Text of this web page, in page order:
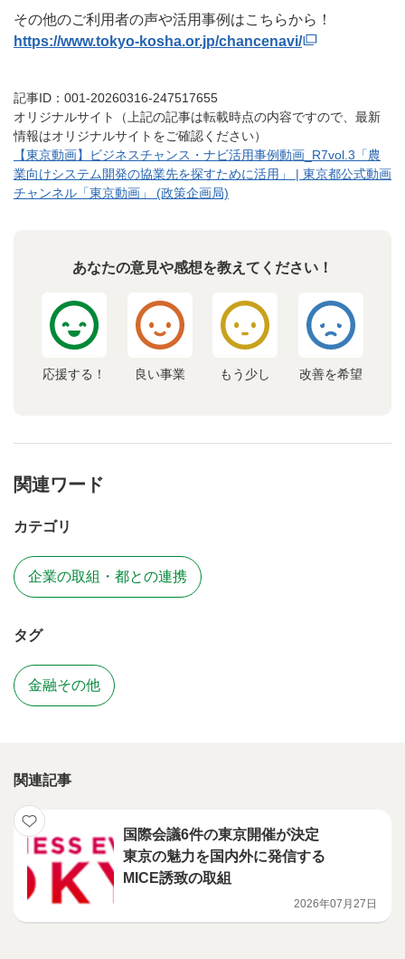
その他のご利用者の声や活用事例はこちらから！
https://www.tokyo-kosha.or.jp/chancenavi/
記事ID：001-20260316-247517655
オリジナルサイト（上記の記事は転載時点の内容ですので、最新
情報はオリジナルサイトをご確認ください）
【東京動画】ビジネスチャンス・ナビ活用事例動画_R7vol.3「農
業向けシステム開発の協業先を探すために活用」 | 東京都公式動画
チャンネル「東京動画」 (政策企画局)
あなたの意見や感想を教えてください！
応援する！ 良い事業 もう少し 改善を希望
関連ワード
カテゴリ
企業の取組・都との連携
タグ
金融その他
関連記事
国際会議6件の東京開催が決定
東京の魅力を国内外に発信する
MICE誘致の取組
2026年07月27日